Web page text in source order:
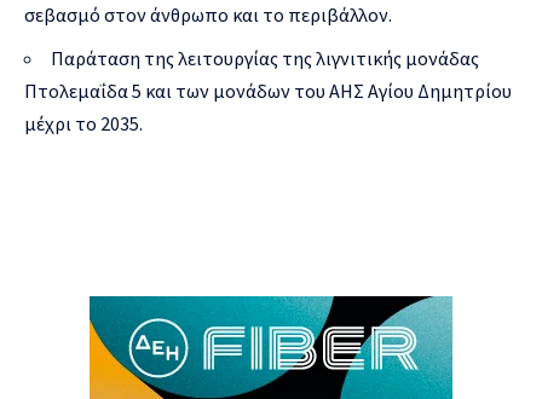
σεβασμό στον άνθρωπο και το περιβάλλον.
Παράταση της λειτουργίας της λιγνιτικής μονάδας
Πτολεμαΐδα 5 και των μονάδων του ΑΗΣ Αγίου Δημητρίου
μέχρι το 2035.